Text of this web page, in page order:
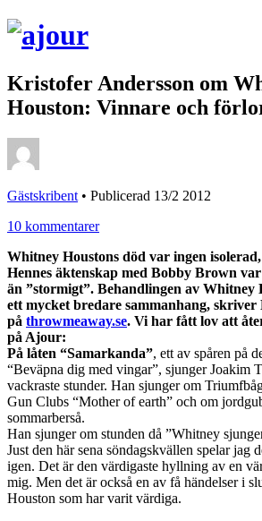
Kristofer Andersson om
Houston: Vinnare och
Gästskribent • Publicerad 13/2 2012
10 kommentarer
Whitney Houstons död var ingen
Hennes äktenskap med Bobby Brown
än ”stormigt”. Behandlingen av Whitney
ett mycket bredare sammanhang,
på throwmeaway.se. Vi har fått lov att
på Ajour:
På låten “Samarkanda”, ett av spåren på
“Beväpna dig med vingar”, sjunger Joakim
vackraste stunder. Han sjunger om
Gun Clubs “Mother of earth” och om
sommarberså.
Han sjunger om stunden då ”Whitney
Just den här sena söndagskvällen spelar jag
igen. Det är den värdigaste hyllning av en
mig. Men det är också en av få händelser i
Houston som har varit värdiga.